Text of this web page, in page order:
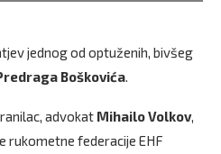
jednog od optuženih, bivšeg
Boškovića.
advokat Mihailo Volkov,
rukometne federacije EHF